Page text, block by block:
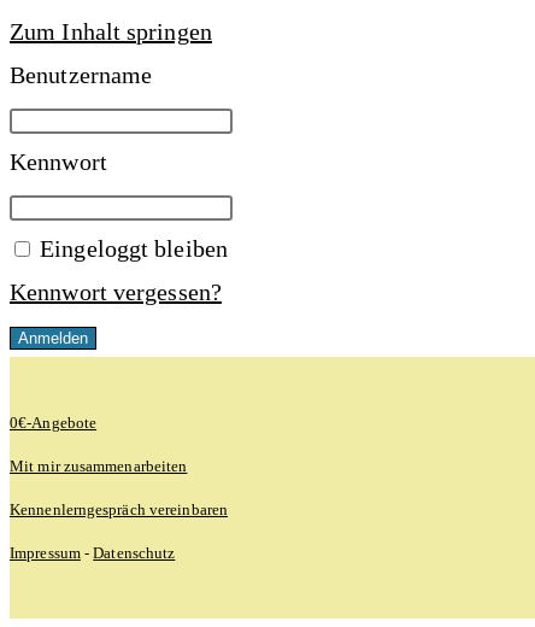
Zum Inhalt springen
Benutzername
Kennwort
Eingeloggt bleiben
Kennwort vergessen?
0€-Angebote
Mit mir zusammenarbeiten
Kennenlerngespräch vereinbaren
Impressum-Datenschutz